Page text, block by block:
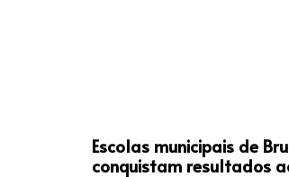
Escolas municipais de
conquistam resultados